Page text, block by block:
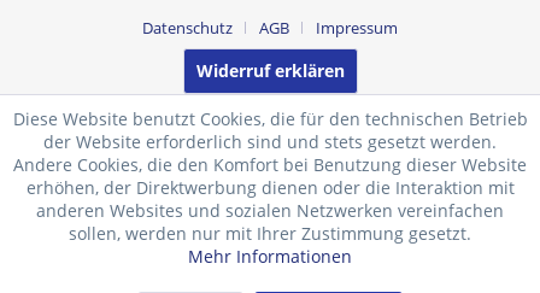
Datenschutz
AGB Impressum
Widerruf erklären
Diese Website benutzt Cookies, die für den technischen Betrieb
der Website erforderlich sind und stets gesetzt werden.
Andere Cookies, die den Komfort bei Benutzung dieser Website
erhöhen, der Direktwerbung dienen oder die Interaktion mit
anderen Websites und sozialen Netzwerken vereinfachen
sollen, werden nur mit Ihrer Zustimmung gesetzt.
Mehr Informationen